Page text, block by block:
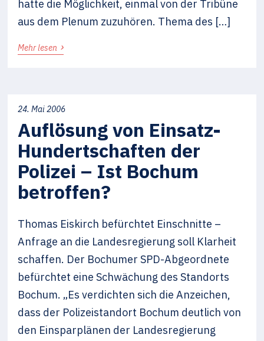
hatte die Möglichkeit, einmal von der Tribüne
aus dem Plenum zuzuhören. Thema des […]
Mehr lesen ›
24. Mai 2006
Auflösung von Einsatz-
Hundertschaften der
Polizei – Ist Bochum
betroffen?
Thomas Eiskirch befürchtet Einschnitte –
Anfrage an die Landesregierung soll Klarheit
schaffen. Der Bochumer SPD-Abgeordnete
befürchtet eine Schwächung des Standorts
Bochum. „Es verdichten sich die Anzeichen,
dass der Polizeistandort Bochum deutlich von
den Einsparplänen der Landesregierung